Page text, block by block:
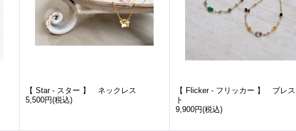
【 Star - スター 】 ネックレス
5,500円(税込)
【 Flicker - フリッカー 】 ブレ
ト
9,900円(税込)